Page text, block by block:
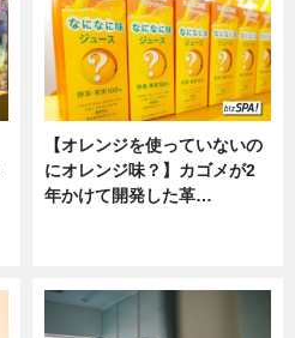
【オレンジを使っていないの
にオレンジ味？】カゴメが2
年かけて開発した革…